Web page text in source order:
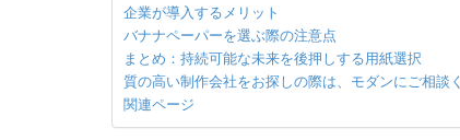
企業が導入するメリット
バナナペーパーを選ぶ際の注意点
まとめ：持続可能な未来を後押しする用紙選択
質の高い制作会社をお探しの際は、モダンにご相談
関連ページ